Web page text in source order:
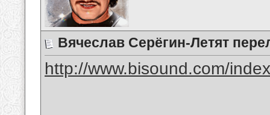
Вячеслав Серёгин-Летят
http://www.bisound.com/